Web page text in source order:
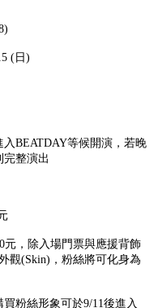
(日)
BEATDAY等候開演，若晚
完整演出
元，除入場門票與應援背飾
觀(Skin)，粉絲將可化身為
粉絲形象可於9/11後進入